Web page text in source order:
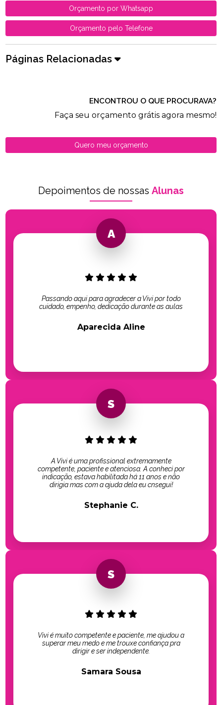
Orçamento por Whatsapp
Orçamento pelo Telefone
Páginas Relacionadas
ENCONTROU O QUE PROCURAVA?
Faça seu orçamento grátis agora mesmo!
Quero meu orçamento
Depoimentos de nossas Alunas
Passando aqui para agradecer a Vivi por todo
cuidado, empenho, dedicação durante as aulas
Aparecida Aline
A Vivi é uma profissional extremamente
competente, paciente e atenciosa. A conheci por
indicação, estava habilitada há 11 anos e não
dirigia mas com a ajuda dela eu cnsegui!
Stephanie C.
Vivi é muito competente e paciente, me ajudou a
superar meu medo e me trouxe confiança pra
dirigir e ser independente.
Samara Sousa